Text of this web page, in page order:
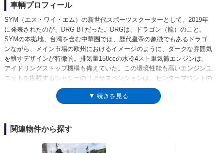
車輌プロフィール
SYM（エス・ワイ・エム）の新世代スポーツスクーターとして、2019年
に発表されたのが、DRG BTだった。DRGは、ドラゴン（龍）のこと。
SYMの本拠地、台湾を含む中華圏では、歴代皇帝の象徴でもあるドラゴ
ンながら、メイン市場の欧州におけるイメージのように、ダークな雰囲気
を醸すデザインが特徴的。排気量158ccの水冷4スト単気筒エンジンは、
アイドリングストップ機構も備えていた。この環境性能も高いエンジンユ
ニットを搭載するシャシーのリアサスペンションは、センターマウントの
プリロード調整機構付きショックアブソーバ。車重の前後配分は、50：
50を実現していた。灯火類は全てLEDで、USBポートも装備した。
▼ 続きを見る
関連物件から探す